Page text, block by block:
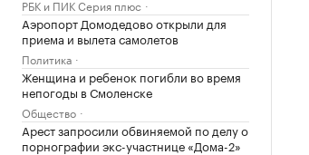
РБК и ПИК Серия плюс
Аэропорт Домодедово открыли для
приема и вылета самолетов
Политика
Женщина и ребенок погибли во время
непогоды в Смоленске
Общество
Арест запросили обвиняемой по делу о
порнографии экс-участнице «Дома-2»